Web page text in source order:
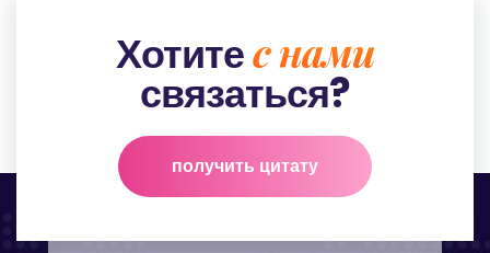
Хотитес нами
связаться?
получить цитату